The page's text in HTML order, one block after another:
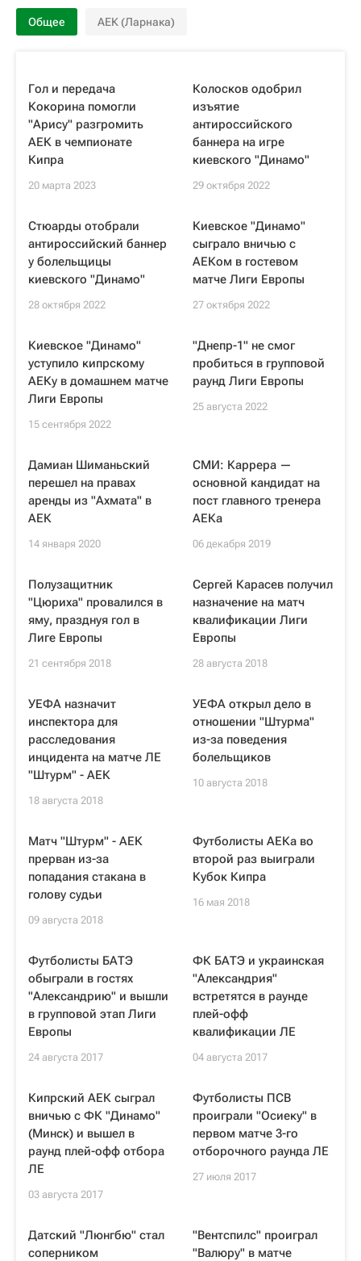
Общее АЕК (Ларнака)
Гол и передача
Кокорина помогли
"Арису" разгромить
АЕК в чемпионате
Кипра
20 марта 2023
Колосков одобрил
изъятие
антироссийского
баннера на игре
киевского "Динамо"
29 октября 2022
Стюарды отобрали
антироссийский баннер
у болельщицы
киевского "Динамо"
28 октября 2022
Киевское "Динамо"
сыграло вничью с
АЕКом в гостевом
матче Лиги Европы
27 октября 2022
Киевское "Динамо"
уступило кипрскому
АЕКу в домашнем матче
Лиги Европы
15 сентября 2022
"Днепр-1" не смог
пробиться в групповой
раунд Лиги Европы
25 августа 2022
Дамиан Шиманьский
перешел на правах
аренды из "Ахмата" в
АЕК
14 января 2020
СМИ: Каррера —
основной кандидат на
пост главного тренера
АЕКа
06 декабря 2019
Полузащитник
"Цюриха" провалился в
яму, празднуя гол в
Лиге Европы
21 сентября 2018
Сергей Карасев получил
назначение на матч
квалификации Лиги
Европы
28 августа 2018
УЕФА назначит
инспектора для
расследования
инцидента на матче ЛЕ
"Штурм" - АЕК
18 августа 2018
УЕФА открыл дело в
отношении "Штурма"
из-за поведения
болельщиков
10 августа 2018
Матч "Штурм" - АЕК
прерван из-за
попадания стакана в
голову судьи
09 августа 2018
Футболисты АЕКа во
второй раз выиграли
Кубок Кипра
16 мая 2018
Футболисты БАТЭ
обыграли в гостях
"Александрию" и вышли
в групповой этап Лиги
Европы
24 августа 2017
ФК БАТЭ и украинская
"Александрия"
встретятся в раунде
плей-офф
квалификации ЛE
04 августа 2017
Кипрский АЕК сыграл
вничью с ФК "Динамо"
(Минск) и вышел в
раунд плей-офф отбора
ЛЕ
03 августа 2017
Футболисты ПСВ
проиграли "Осиеку" в
первом матче 3-го
отборочного раунда ЛЕ
27 июля 2017
Датский "Люнгбю" стал
соперником
"Вентспилс" проиграл
"Валюру" в матче